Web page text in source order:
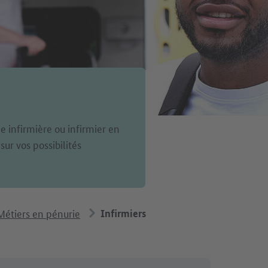
infirmière ou infirmier en
vos possibilités
en pénurie Infirmiers